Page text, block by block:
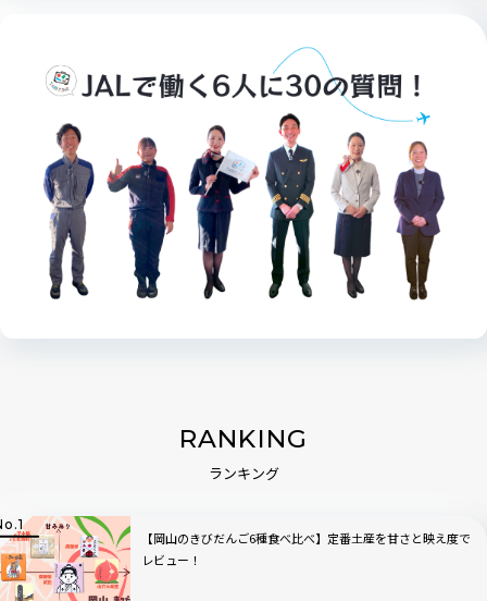
RANKING
ランキング
【岡山のきびだんご6種食べ比べ】定番土産を甘さと映え度で
レビュー！